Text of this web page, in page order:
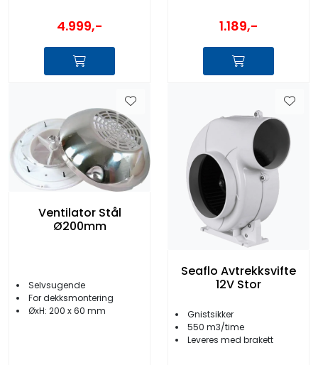
4.999,- 1.189,-
Ventilator Stål
Ø200mm
Selvsugende
For dekksmontering
ØxH: 200 x 60 mm
Seaflo Avtrekksvifte
12V Stor
Gnistsikker
550 m3/time
Leveres med brakett